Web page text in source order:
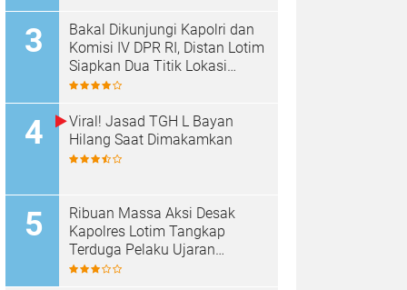
Bakal Dikunjungi Kapolri dan
Komisi IV DPR RI, Distan Lotim
Siapkan Dua Titik Lokasi
Panen Raya Bawang Putih
Viral! Jasad TGH L Bayan
Hilang Saat Dimakamkan
Ribuan Massa Aksi Desak
Kapolres Lotim Tangkap
Terduga Pelaku Ujaran
Kebencian Terhadap Bupati di